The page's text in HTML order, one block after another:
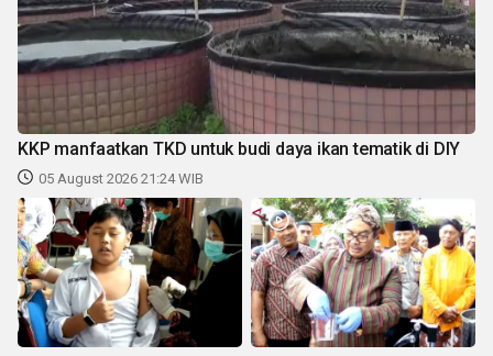
KKP manfaatkan TKD untuk budi daya ikan tematik di DIY
05 August 2026 21:24 WIB